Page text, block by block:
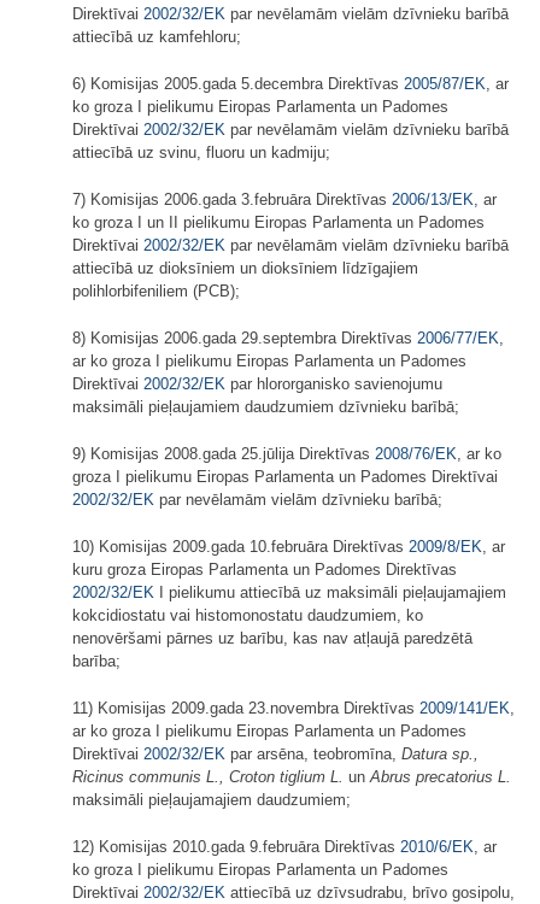
Direktīvai 2002/32/EK par nevēlamām vielām dzīvnieku barībā
attiecībā uz kamfehloru;
6) Komisijas 2005.gada 5.decembra Direktīvas 2005/87/EK , ar
ko groza I pielikumu Eiropas Parlamenta un Padomes
Direktīvai 2002/32/EK par nevēlamām vielām dzīvnieku barībā
attiecībā uz svinu, fluoru un kadmiju;
7) Komisijas 2006.gada 3.februāra Direktīvas 2006/13/EK , ar
ko groza I un II pielikumu Eiropas Parlamenta un Padomes
Direktīvai 2002/32/EK par nevēlamām vielām dzīvnieku barībā
attiecībā uz dioksīniem un dioksīniem līdzīgajiem
polihlorbifeniliem (PCB);
8) Komisijas 2006.gada 29.septembra Direktīvas 2006/77/EK
ar ko groza I pielikumu Eiropas Parlamenta un Padomes
Direktīvai 2002/32/EK par hlororganisko savienojumu
maksimāli pieļaujamiem daudzumiem dzīvnieku barībā;
9) Komisijas 2008.gada 25.jūlija Direktīvas 2008/76/EK , ar ko
groza I pielikumu Eiropas Parlamenta un Padomes Direktīvai
2002/32/EK par nevēlamām vielām dzīvnieku barībā;
10) Komisijas 2009.gada 10.februāra Direktīvas 2009/8/EK , ar
kuru groza Eiropas Parlamenta un Padomes Direktīvas
2002/32/EK I pielikumu attiecībā uz maksimāli pieļaujamajiem
kokcidiostatu vai histomonostatu daudzumiem, ko
nenovēršami pārnes uz barību, kas nav atļaujā paredzētā
barība;
11) Komisijas 2009.gada 23.novembra Direktīvas 2009/141/EK
ar ko groza I pielikumu Eiropas Parlamenta un Padomes
Direktīvai 2002/32/EK par arsēna, teobromīna, Datura sp.,
Ricinus communis L., Croton tiglium L.
un Abrus precatorius L.
maksimāli pieļaujamajiem daudzumiem;
12) Komisijas 2010.gada 9.februāra Direktīvas 2010/6/EK , ar
ko groza I pielikumu Eiropas Parlamenta un Padomes
Direktīvai 2002/32/EK attiecībā uz dzīvsudrabu, brīvo gosipolu,